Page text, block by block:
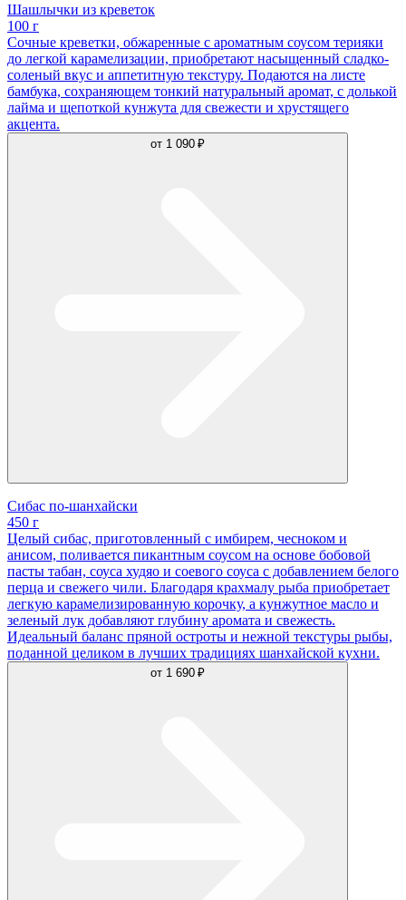
Шашлычки из креветок
100 г
Сочные креветки, обжаренные с ароматным соусом терияки
до легкой карамелизации, приобретают насыщенный сладко-
соленый вкус и аппетитную текстуру. Подаются на листе
бамбука, сохраняющем тонкий натуральный аромат, с долькой
лайма и щепоткой кунжута для свежести и хрустящего
акцента.
от 1 090 ₽
Сибас по-шанхайски
450 г
Целый сибас, приготовленный с имбирем, чесноком и
анисом, поливается пикантным соусом на основе бобовой
пасты табан, соуса худяо и соевого соуса с добавлением белого
перца и свежего чили. Благодаря крахмалу рыба приобретает
легкую карамелизированную корочку, а кунжутное масло и
зеленый лук добавляют глубину аромата и свежесть.
Идеальный баланс пряной остроты и нежной текстуры рыбы,
поданной целиком в лучших традициях шанхайской кухни.
от 1 690 ₽